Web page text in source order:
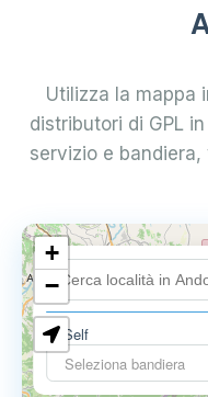
Utilizza la mappa
distributori di GPL
servizio e
Self
Seleziona bandiera
4
+
−